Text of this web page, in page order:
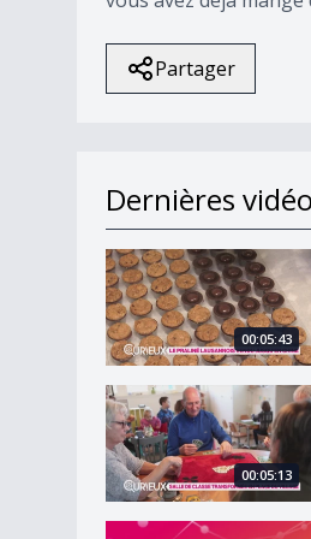
Partager
Dernières
Un chocolat
00:05:43
Salle de classe
00:05:13